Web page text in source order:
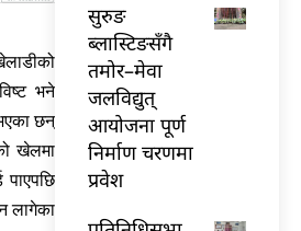
भने
छन्
खेलमा
पाएपछि
लागेका
सुरुङ
ब्लास्टिङसँगै
तमोर–मेवा
जलविद्युत्
आयोजना पूर्ण
निर्माण चरणमा
प्रवेश